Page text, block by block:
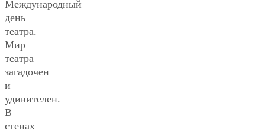
Международный
день
театра.
Мир
театра
загадочен
и
удивителен.
В
стенах